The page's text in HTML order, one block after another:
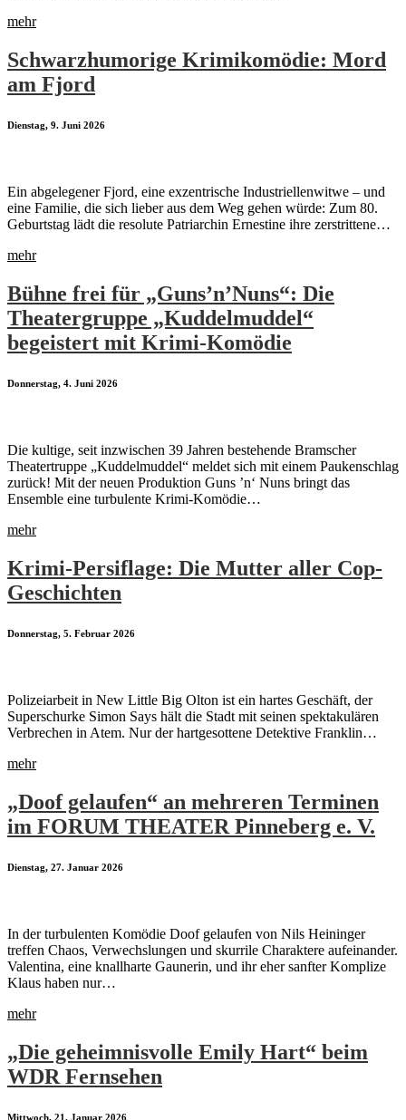
mehr
Schwarzhumorige Krimikomödie: Mord
am Fjord
Dienstag, 9. Juni 2026
Ein abgelegener Fjord, eine exzentrische Industriellenwitwe – und
eine Familie, die sich lieber aus dem Weg gehen würde: Zum 80.
Geburtstag lädt die resolute Patriarchin Ernestine ihre zerstrittene…
mehr
Bühne frei für „Guns’n’Nuns“: Die
Theatergruppe „Kuddelmuddel“
begeistert mit Krimi-Komödie
Donnerstag, 4. Juni 2026
Die kultige, seit inzwischen 39 Jahren bestehende Bramscher
Theatertruppe „Kuddelmuddel“ meldet sich mit einem Paukenschlag
zurück! Mit der neuen Produktion Guns ’n‘ Nuns bringt das
Ensemble eine turbulente Krimi-Komödie…
mehr
Krimi-Persiflage: Die Mutter aller Cop-
Geschichten
Donnerstag, 5. Februar 2026
Polizeiarbeit in New Little Big Olton ist ein hartes Geschäft, der
Superschurke Simon Says hält die Stadt mit seinen spektakulären
Verbrechen in Atem. Nur der hartgesottene Detektive Franklin…
mehr
„Doof gelaufen“ an mehreren Terminen
im FORUM THEATER Pinneberg e. V.
Dienstag, 27. Januar 2026
In der turbulenten Komödie Doof gelaufen von Nils Heininger
treffen Chaos, Verwechslungen und skurrile Charaktere aufeinander.
Valentina, eine knallharte Gaunerin, und ihr eher sanfter Komplize
Klaus haben nur…
mehr
„Die geheimnisvolle Emily Hart“ beim
WDR Fernsehen
Mittwoch, 21. Januar 2026